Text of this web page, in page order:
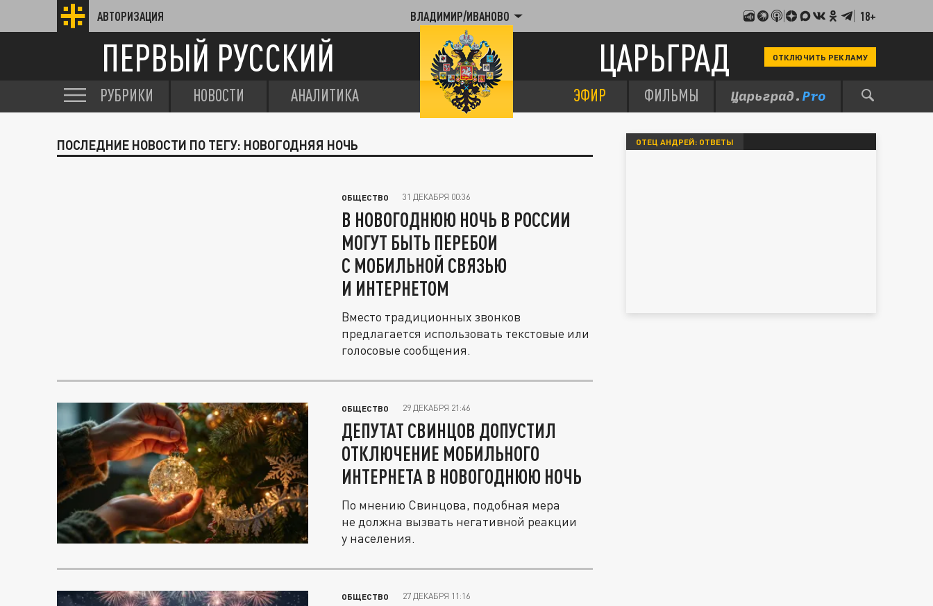
АВТОРИЗАЦИЯ ВЛАДИМИР/ИВАНОВО 18+
ПЕРВЫЙ РУССКИЙ ЦАРЬГРАД ОТКЛЮЧИТЬ РЕКЛАМУ
РУБРИКИ НОВОСТИ АНАЛИТИКА ЭФИР ФИЛЬМЫ
ПОСЛЕДНИЕ НОВОСТИ ПО ТЕГУ: НОВОГОДНЯЯ НОЧЬ
ОБЩЕСТВО 31 ДЕКАБРЯ 00:36
В НОВОГОДНЮЮ НОЧЬ В РОССИИ
МОГУТ БЫТЬ ПЕРЕБОИ
С МОБИЛЬНОЙ СВЯЗЬЮ
И ИНТЕРНЕТОМ
Вместо традиционных звонков
предлагается использовать текстовые или
голосовые сообщения.
ОБЩЕСТВО 29 ДЕКАБРЯ 21:46
ДЕПУТАТ СВИНЦОВ ДОПУСТИЛ
ОТКЛЮЧЕНИЕ МОБИЛЬНОГО
ИНТЕРНЕТА В НОВОГОДНЮЮ НОЧЬ
По мнению Свинцова, подобная мера
не должна вызвать негативной реакции
у населения.
ОБЩЕСТВО 27 ДЕКАБРЯ 11:16
ОТЕЦ АНДРЕЙ: ОТВЕТЫ